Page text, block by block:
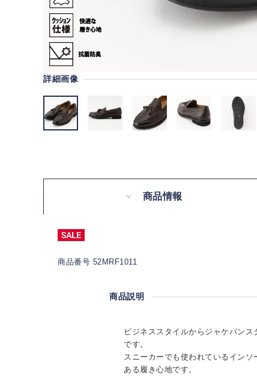
詳細画像
商品情報
商品番号 52MRF1011
商品説明
ビジネススタイルからジャケパン
です。
スニーカーでも使われているイン
ある履き心地です。